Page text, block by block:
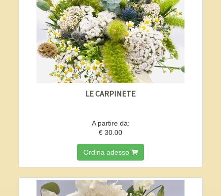
LE CARPINETE
A partire da:
€ 30.00
Ordina adesso